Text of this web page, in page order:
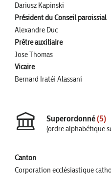
Dariusz Kapinski
Président du Conseil paroissial
Alexandre Duc
Prêtre auxiliaire
Jose Thomas
Vicaire
Bernard Iratéi Alassani
Superordonné(5)
(ordre alphabétique
Canton
Corporation ecclésiastique